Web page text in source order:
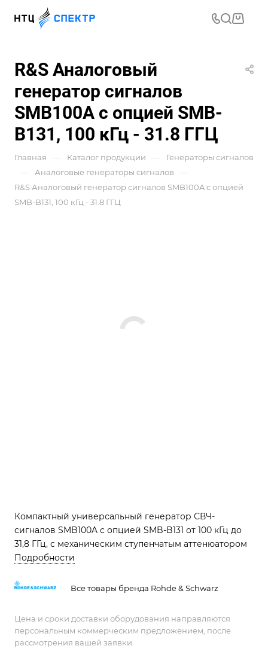
R&S Аналоговый
генератор сигналов
SMB100A с опцией SMB-
B131, 100 кГц - 31.8 ГГЦ
Главная — Каталог продукции — Генераторы сигналов
— Аналоговые генераторы сигналов —
R&S Аналоговый генератор сигналов SMB100A с опцией
SMB-B131, 100 кГц - 31.8 ГГЦ
Компактный универсальный генератор СВЧ-
сигналов SMB100A с опцией SMB-B131 от 100 кГц до
31,8 ГГц, с механическим ступенчатым аттенюатором
Подробности
Все товары бренда Rohde & Schwarz
Цена и сроки доставки оборудования направляются
персональным коммерческим предложением, после
рассмотрения вашей заявки.